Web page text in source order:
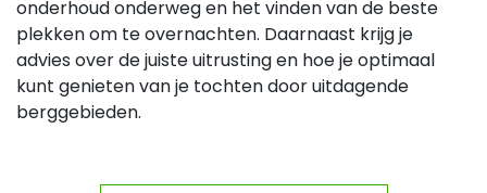
onderhoud onderweg en het vinden van de beste
plekken om te overnachten. Daarnaast krijg je
advies over de juiste uitrusting en hoe je optimaal
kunt genieten van je tochten door uitdagende
berggebieden.